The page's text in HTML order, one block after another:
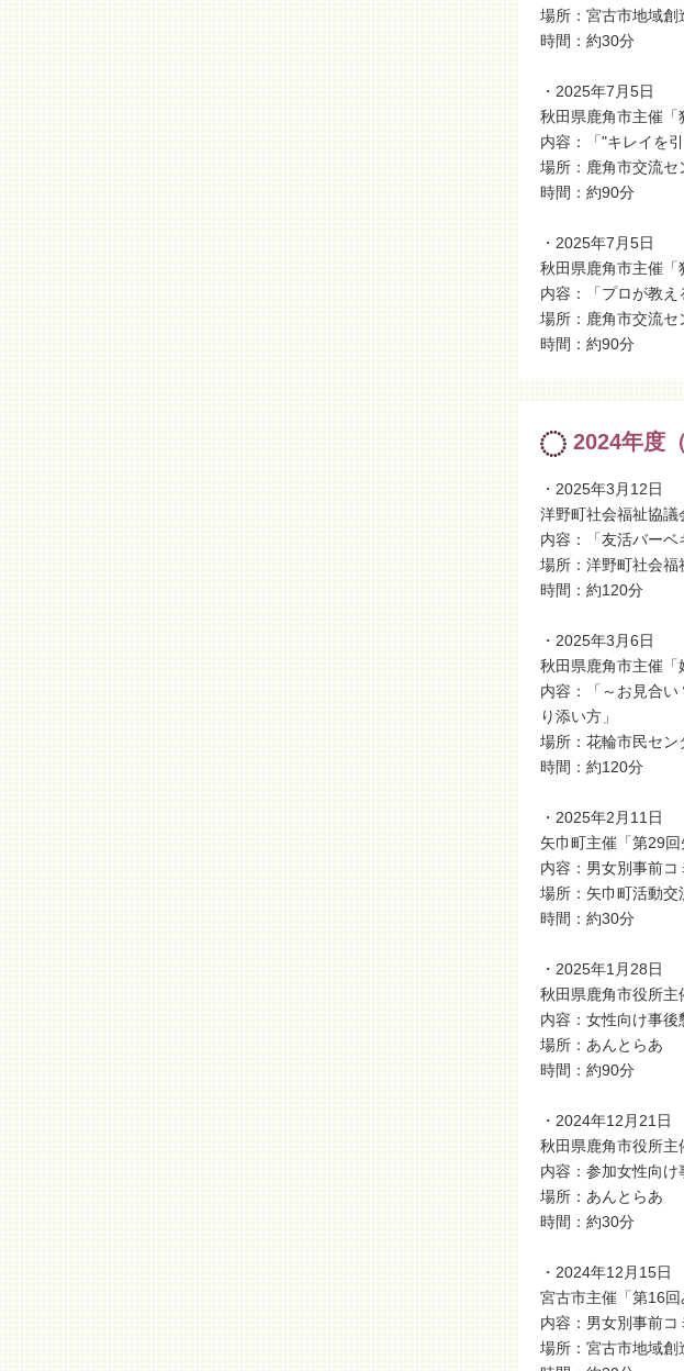
場所：宮古市地域
時間：約30分
・2025年7月5日
秋田県鹿角市主催「
内容：「"キレイを
場所：鹿角市交流セ
時間：約90分
・2025年7月5日
秋田県鹿角市主催「
内容：「プロが教え
場所：鹿角市交流セ
時間：約90分
2024年度
・2025年3月12日
洋野町社会福祉協議
内容：「友活バー
場所：洋野町社会福
時間：約120分
・2025年3月6日
秋田県鹿角市主催「
内容：「～お見合
り添い方」
場所：花輪市民セン
時間：約120分
・2025年2月11日
矢巾町主催「第29
内容：男女別事前コ
場所：矢巾町活動
時間：約30分
・2025年1月28日
秋田県鹿角市役所
内容：女性向け事後
場所：あんとらあ
時間：約90分
・2024年12月21日
秋田県鹿角市役所
内容：参加女性向け
場所：あんとらあ
時間：約30分
・2024年12月15日
宮古市主催「第16
内容：男女別事前コ
場所：宮古市地域